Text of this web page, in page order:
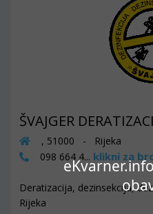
ŠVAJGER
, 51000 - Rijeka
098 664 4... klikni za
Deratizacija, dezinsekcija,
Rijeka